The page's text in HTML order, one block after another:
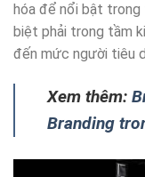
hóa để nổi bật
biệt phải trong tầm
đến mức người tiêu
Xem thêm:
Branding